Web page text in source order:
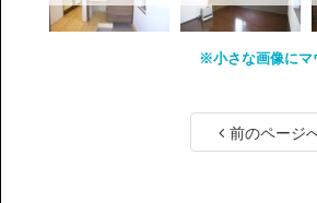
※小さな画像にマ
前のページ